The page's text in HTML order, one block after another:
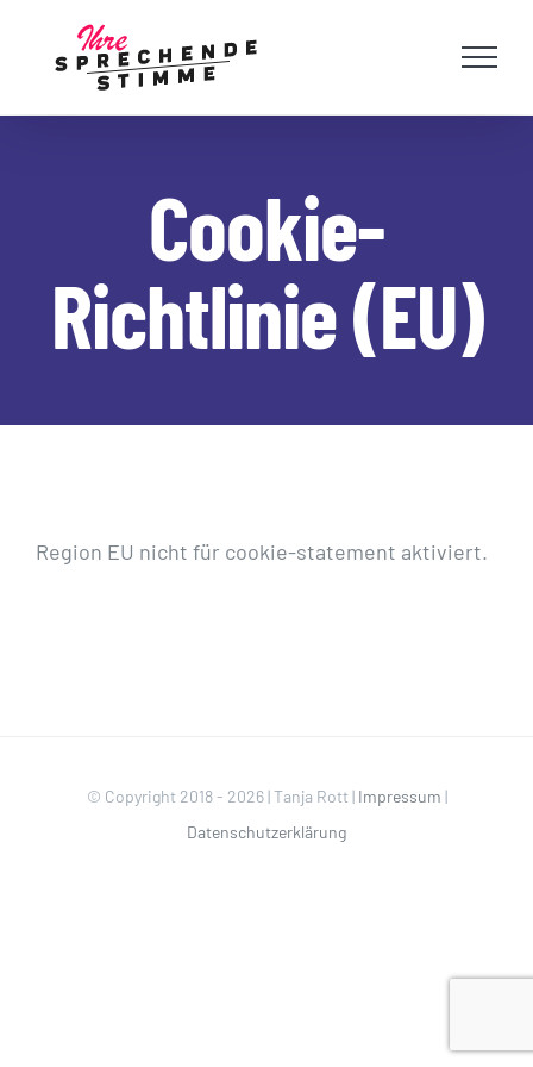
Cookie-
Richtlinie (EU)
Region EU nicht für cookie-statement aktiviert.
© Copyright 2018 - 2026 | Tanja Rott | Impressum |
Datenschutzerklärung